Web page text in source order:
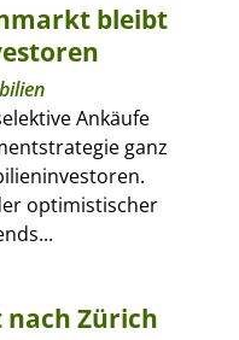
bleibt
Ankäufe
ganz
optimistischer
Zürich